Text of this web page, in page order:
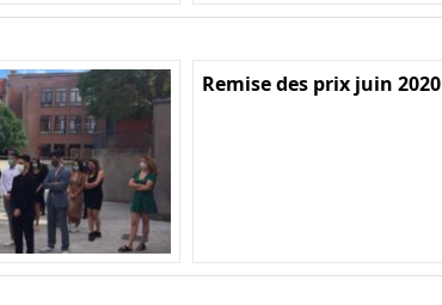
Remise des prix juin 2020